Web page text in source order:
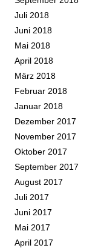
Juli 2018
Juni 2018
Mai 2018
April 2018
März 2018
Februar 2018
Januar 2018
Dezember 2017
November 2017
Oktober 2017
September 2017
August 2017
Juli 2017
Juni 2017
Mai 2017
April 2017